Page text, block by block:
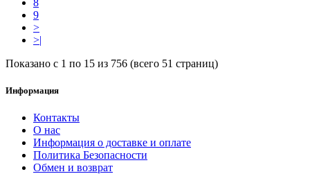
9
>
>|
Показано с 1 по 15 из 756 (всего 51 страниц)
Информация
Контакты
О нас
Информация о доставке и оплате
Политика Безопасности
Обмен и возврат